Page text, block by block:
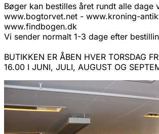
Bøger kan bestilles året rundt alle dage
www.bogtorvet.net - www.kroning-
www.findbogen.dk
Vi sender normalt 1-3 dage efter
BUTIKKEN ER ÅBEN HVER TORSDAG
16.00 I JUNI, JULI, AUGUST OG